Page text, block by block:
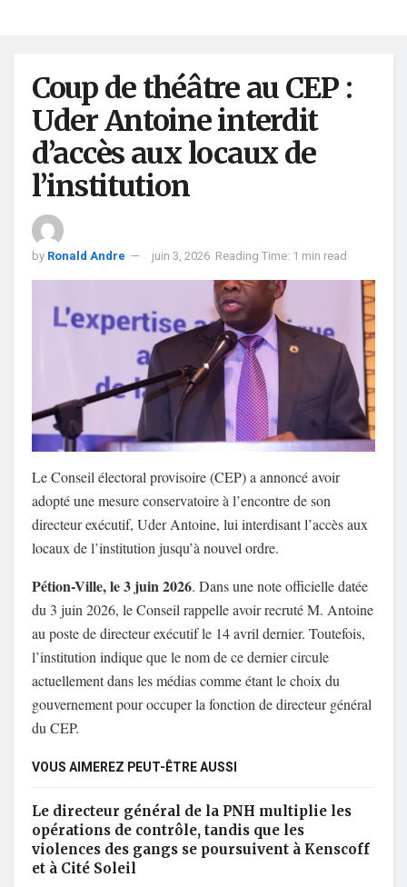
Coup de théâtre au CEP :
Uder Antoine interdit
d’accès aux locaux de
l’institution
by Ronald Andre juin 3, 2026 Reading Time: 1 min read
Le Conseil électoral provisoire (CEP) a annoncé avoir
adopté une mesure conservatoire à l’encontre de son
directeur exécutif, Uder Antoine, lui interdisant l’accès aux
locaux de l’institution jusqu’à nouvel ordre.
Pétion-Ville, le 3 juin 2026. Dans une note officielle datée
du 3 juin 2026, le Conseil rappelle avoir recruté M. Antoine
au poste de directeur exécutif le 14 avril dernier. Toutefois,
l’institution indique que le nom de ce dernier circule
actuellement dans les médias comme étant le choix du
gouvernement pour occuper la fonction de directeur général
du CEP.
VOUS AIMEREZ PEUT-ÊTRE AUSSI
Le directeur général de la PNH multiplie les
opérations de contrôle, tandis que les
violences des gangs se poursuivent à Kenscoff
et à Cité Soleil